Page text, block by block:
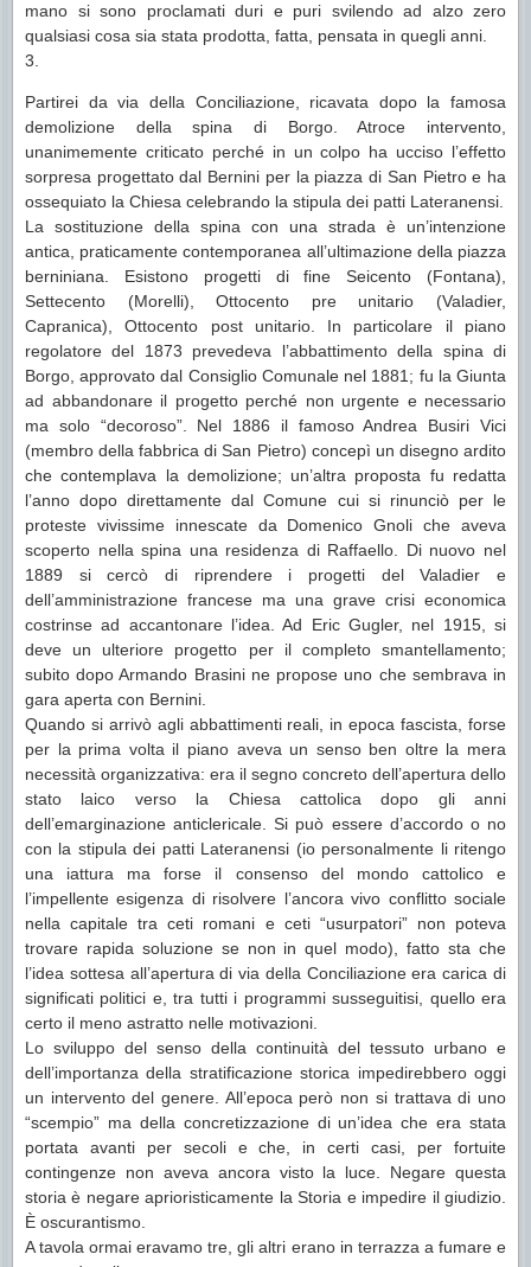
mano si sono proclamati duri e puri svilendo ad alzo zero
qualsiasi cosa sia stata prodotta, fatta, pensata in quegli anni.
3.
Partirei da via della Conciliazione, ricavata dopo la famosa
demolizione della spina di Borgo. Atroce intervento,
unanimemente criticato perché in un colpo ha ucciso l’effetto
sorpresa progettato dal Bernini per la piazza di San Pietro e ha
ossequiato la Chiesa celebrando la stipula dei patti Lateranensi.
La sostituzione della spina con una strada è un’intenzione
antica, praticamente contemporanea all’ultimazione della piazza
berniniana. Esistono progetti di fine Seicento (Fontana),
Settecento (Morelli), Ottocento pre unitario (Valadier,
Capranica), Ottocento post unitario. In particolare il piano
regolatore del 1873 prevedeva l’abbattimento della spina di
Borgo, approvato dal Consiglio Comunale nel 1881; fu la Giunta
ad abbandonare il progetto perché non urgente e necessario
ma solo “decoroso”. Nel 1886 il famoso Andrea Busiri Vici
(membro della fabbrica di San Pietro) concepì un disegno ardito
che contemplava la demolizione; un’altra proposta fu redatta
l’anno dopo direttamente dal Comune cui si rinunciò per le
proteste vivissime innescate da Domenico Gnoli che aveva
scoperto nella spina una residenza di Raffaello. Di nuovo nel
1889 si cercò di riprendere i progetti del Valadier e
dell’amministrazione francese ma una grave crisi economica
costrinse ad accantonare l’idea. Ad Eric Gugler, nel 1915, si
deve un ulteriore progetto per il completo smantellamento;
subito dopo Armando Brasini ne propose uno che sembrava in
gara aperta con Bernini.
Quando si arrivò agli abbattimenti reali, in epoca fascista, forse
per la prima volta il piano aveva un senso ben oltre la mera
necessità organizzativa: era il segno concreto dell’apertura dello
stato laico verso la Chiesa cattolica dopo gli anni
dell’emarginazione anticlericale. Si può essere d’accordo o no
con la stipula dei patti Lateranensi (io personalmente li ritengo
una iattura ma forse il consenso del mondo cattolico e
l’impellente esigenza di risolvere l’ancora vivo conflitto sociale
nella capitale tra ceti romani e ceti “usurpatori” non poteva
trovare rapida soluzione se non in quel modo), fatto sta che
l’idea sottesa all’apertura di via della Conciliazione era carica di
significati politici e, tra tutti i programmi susseguitisi, quello era
certo il meno astratto nelle motivazioni.
Lo sviluppo del senso della continuità del tessuto urbano e
dell’importanza della stratificazione storica impedirebbero oggi
un intervento del genere. All’epoca però non si trattava di uno
“scempio” ma della concretizzazione di un’idea che era stata
portata avanti per secoli e che, in certi casi, per fortuite
contingenze non aveva ancora visto la luce. Negare questa
storia è negare aprioristicamente la Storia e impedire il giudizio.
È oscurantismo.
A tavola ormai eravamo tre, gli altri erano in terrazza a fumare e